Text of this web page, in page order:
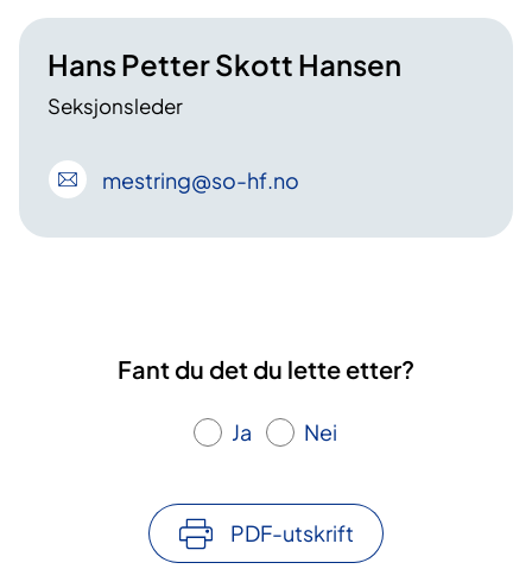
Hans Petter Skott Hansen
Seksjonsleder
mestring@so-hf.no
Fant du det du lette etter?
Ja Nei
PDF-utskrift